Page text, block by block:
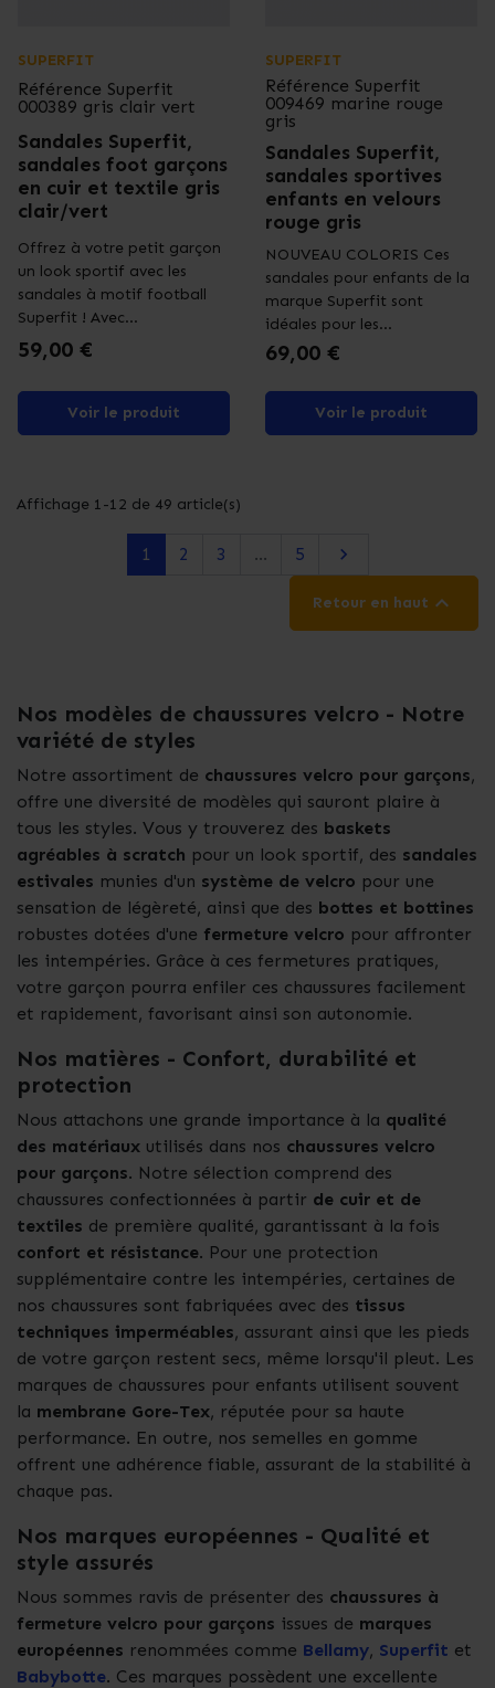
SUPERFIT
Référence Superfit
000389 gris clair vert
Sandales Superfit,
sandales foot garçons
en cuir et textile gris
clair/vert
Offrez à votre petit garçon
un look sportif avec les
sandales à motif football
Superfit ! Avec...
Prix
59,00 €
Voir le produit
SUPERFIT
Référence Superfit
009469 marine rouge
gris
Sandales Superfit,
sandales sportives
enfants en velours
rouge gris
NOUVEAU COLORIS Ces
sandales pour enfants de la
marque Superfit sont
idéales pour les...
Prix
69,00 €
Voir le produit
Affichage 1-12 de 49 article(s)
1 2 3 … 5 Suivant

Retour en haut 
Nos modèles de chaussures velcro - Notre
variété de styles
Notre assortiment de chaussures velcro pour garçons,
offre une diversité de modèles qui sauront plaire à
tous les styles. Vous y trouverez des baskets
agréables à scratch pour un look sportif, des sandales
estivales munies d'un système de velcro pour une
sensation de légèreté, ainsi que des bottes et bottines
robustes dotées d'une fermeture velcro pour affronter
les intempéries. Grâce à ces fermetures pratiques,
votre garçon pourra enfiler ces chaussures facilement
et rapidement, favorisant ainsi son autonomie.
Nos matières - Confort, durabilité et
protection
Nous attachons une grande importance à la qualité
des matériaux utilisés dans nos chaussures velcro
pour garçons. Notre sélection comprend des
chaussures confectionnées à partir de cuir et de
textiles de première qualité, garantissant à la fois
confort et résistance. Pour une protection
supplémentaire contre les intempéries, certaines de
nos chaussures sont fabriquées avec des tissus
techniques imperméables, assurant ainsi que les pieds
de votre garçon restent secs, même lorsqu'il pleut. Les
marques de chaussures pour enfants utilisent souvent
la membrane Gore-Tex, réputée pour sa haute
performance. En outre, nos semelles en gomme
offrent une adhérence fiable, assurant de la stabilité à
chaque pas.
Nos marques européennes - Qualité et
style assurés
Nous sommes ravis de présenter des chaussures à
fermeture velcro pour garçons issues de marques
européennes renommées comme Bellamy, Superfit et
Babybotte. Ces marques possèdent une excellente